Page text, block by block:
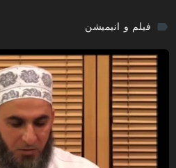
فیلم و انیمیشن